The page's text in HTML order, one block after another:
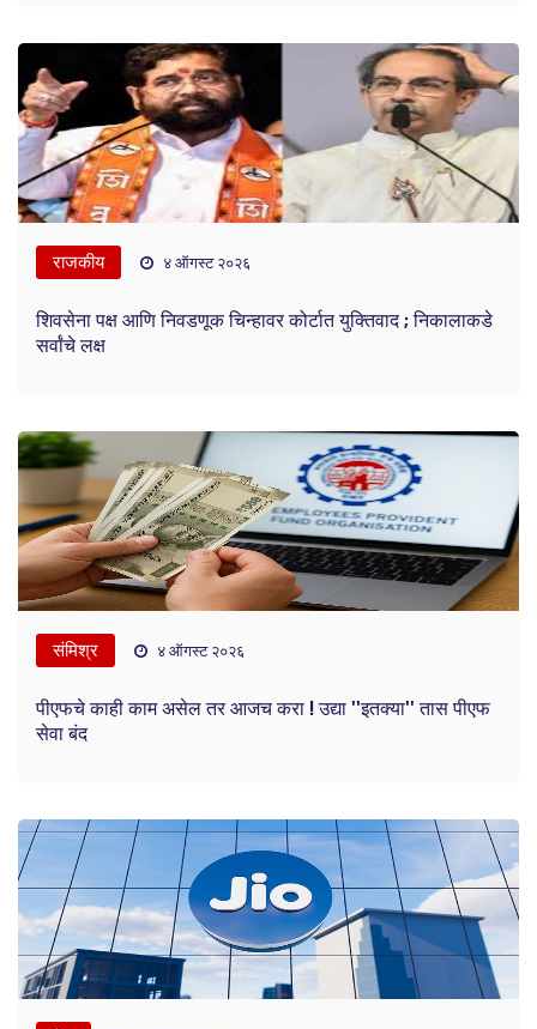
राजकीय ४ ऑगस्ट २०२६
शिवसेना पक्ष आणि निवडणूक चिन्हावर कोर्टात युक्तिवाद ; निकालाकडे
सर्वांचे लक्ष
संमिश्र ४ ऑगस्ट २०२६
पीएफचे काही काम असेल तर आजच करा ! उद्या ''इतक्या'' तास पीएफ
सेवा बंद